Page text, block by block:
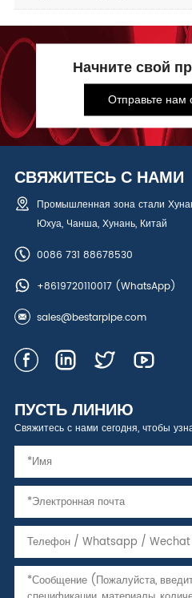
Начните свой
Отправьте
СВЯЖИТЕСЬ С НАМИ
Промышленная зона стали
Юхуа, Чанша, Хунань, Китай
0086 731 88678530
+8619720110017(WhatsApp)
sales@bestarpipe.com
ПУСТЬ ЛИНИЮ
Свяжитесь с нами сегодня, чтобы